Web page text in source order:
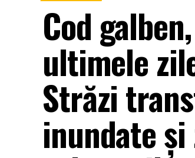
Cod
ultimele
Străzi
inundate